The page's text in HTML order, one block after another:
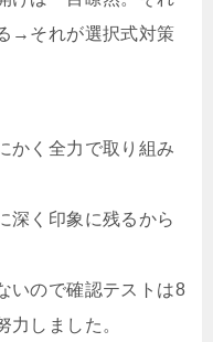
→それが選択式対策
かく全力で取り組み
深く印象に残るから
いので確認テストは8
力しました。